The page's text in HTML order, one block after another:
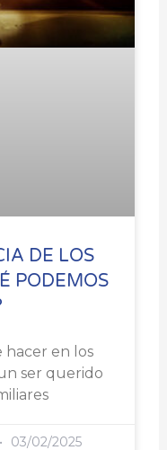
DE LOS
PODEMOS
hacer en los
ser querido
03/02/2025